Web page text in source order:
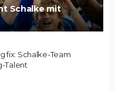
Schalke mit
fix: Schalke-Team
Talent